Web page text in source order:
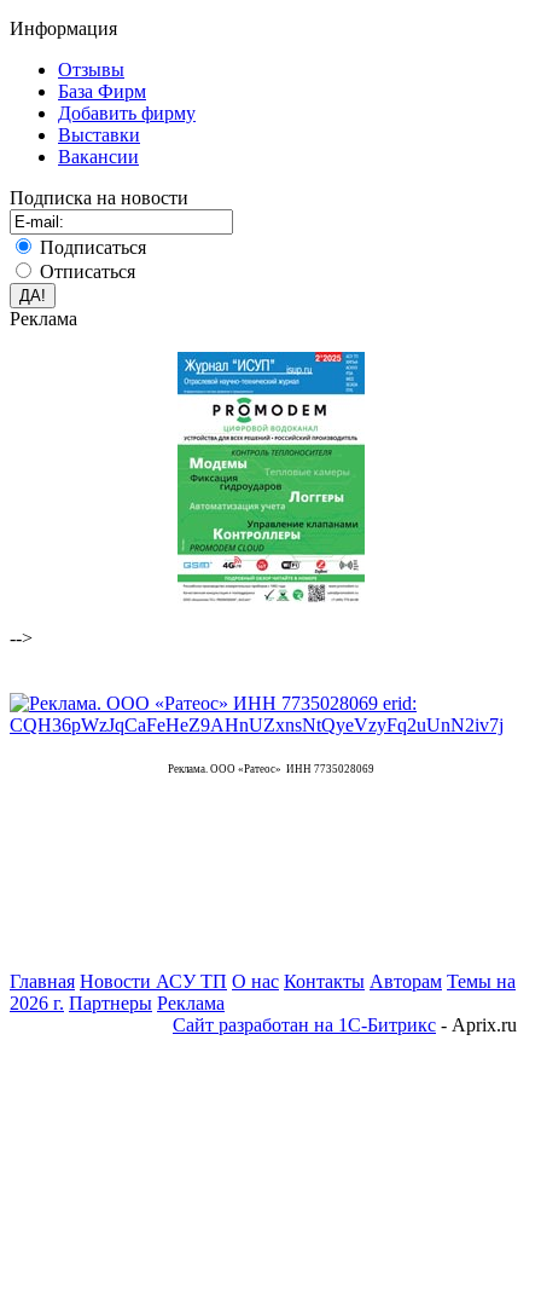
Информация
Отзывы
База Фирм
Добавить фирму
Выставки
Вакансии
Подписка на новости
Подписаться
Отписаться
Реклама
-->
Реклама. ООО «Ратеос» ИНН 7735028069
Главная Новости АСУ ТП О нас Контакты Авторам Темы на
2026 г. Партнеры Реклама
Сайт разработан на 1С-Битрикс - Aprix.ru